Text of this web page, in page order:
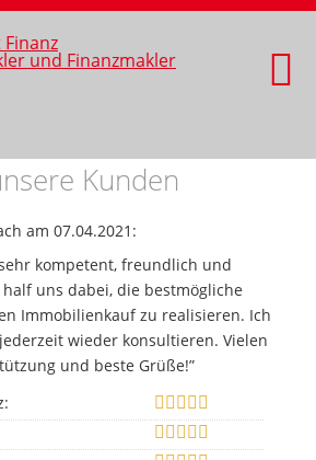
Kunden
am 07.04.2021:
kompetent, freundlich und
uns dabei, die bestmögliche
Immobilienkauf zu realisieren. Ich
wieder konsultieren. Vielen
und beste Grüße!”